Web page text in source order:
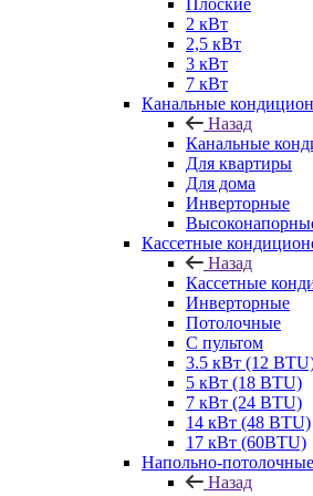
Плоские
2 кВт
2,5 кВт
3 кВт
7 кВт
Канальные
Назад
Канальные
Для квартиры
Для дома
Инверторные
Кассетные
Назад
Кассетные
Инверторные
Потолочные
С пультом
3.5 кВт (12
5 кВт (18 BTU)
7 кВт (24 BTU)
14 кВт (48 BTU)
17 кВт (60BTU)
Напольно-
Назад